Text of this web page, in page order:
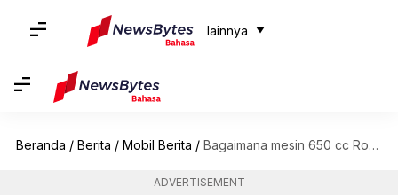
lainnya
Beranda / Berita / Mobil Berita / Bagaimana mesin 650 cc Royal Enfield telah membentuk portofolio perusahaan ini?
ADVERTISEMENT